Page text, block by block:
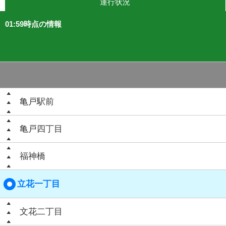
運行状況
01:59時点の情報
亀戸駅前
亀戸四丁目
福神橋
立花一丁目
文花二丁目